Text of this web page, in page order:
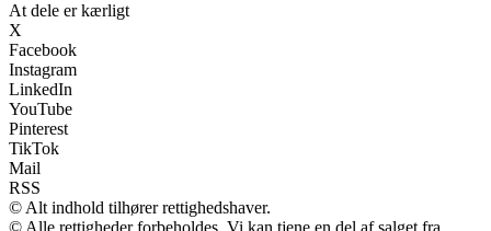
At dele er kærligt
X
Facebook
Instagram
LinkedIn
YouTube
Pinterest
TikTok
Mail
RSS
© Alt indhold tilhører rettighedshaver.